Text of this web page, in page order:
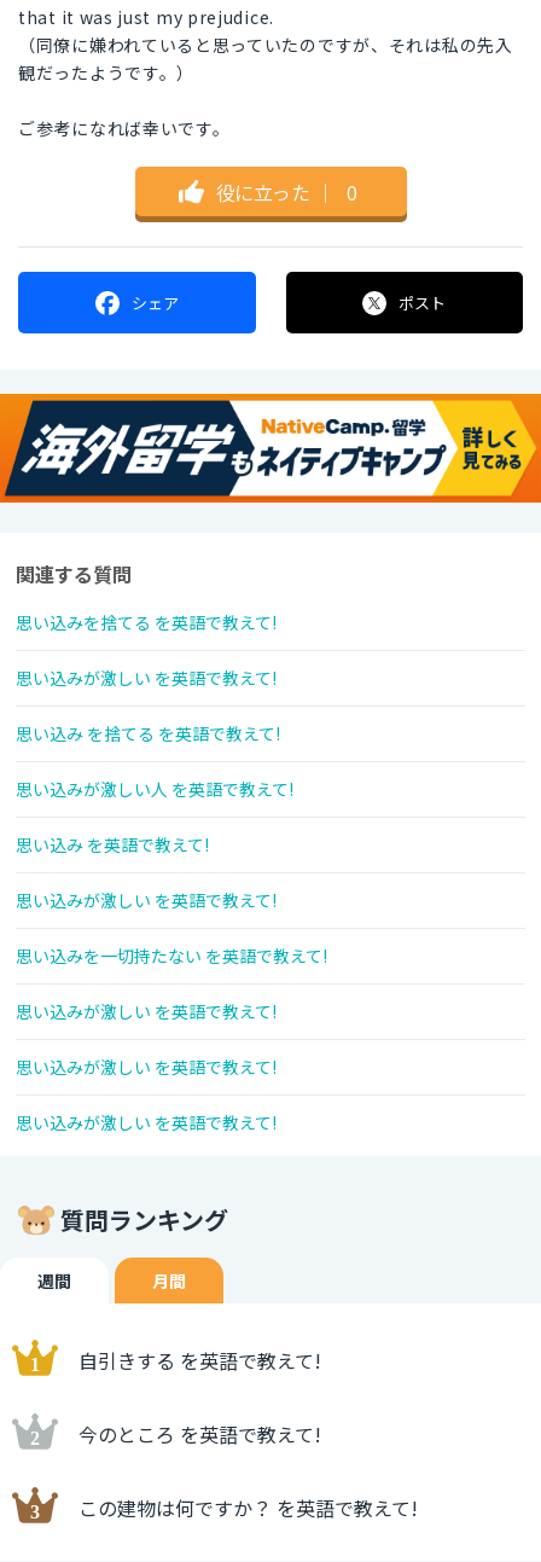
that it was just my prejudice.
（同僚に嫌われていると思っていたのですが、それは私の先入
観だったようです。）
ご参考になれば幸いです。
役に立った ｜ 0
シェア ポスト
関連する質問
思い込みを捨てる を英語で教えて!
思い込みが激しい を英語で教えて!
思い込み を捨てる を英語で教えて!
思い込みが激しい人 を英語で教えて!
思い込み を英語で教えて!
思い込みが激しい を英語で教えて!
思い込みを一切持たない を英語で教えて!
思い込みが激しい を英語で教えて!
思い込みが激しい を英語で教えて!
思い込みが激しい を英語で教えて!
質問ランキング
週間 月間
自引きする を英語で教えて!
今のところ を英語で教えて!
この建物は何ですか？ を英語で教えて!